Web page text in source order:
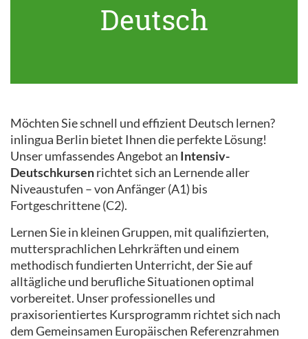
Deutsch
Möchten Sie schnell und effizient Deutsch lernen?
inlingua Berlin bietet Ihnen die perfekte Lösung!
Unser umfassendes Angebot an Intensiv-
Deutschkursenrichtet sich an Lernende aller
Niveaustufen – von Anfänger (A1) bis
Fortgeschrittene (C2).
Lernen Sie in kleinen Gruppen, mit qualifizierten,
muttersprachlichen Lehrkräften und einem
methodisch fundierten Unterricht, der Sie auf
alltägliche und berufliche Situationen optimal
vorbereitet. Unser professionelles und
praxisorientiertes Kursprogramm richtet sich nach
dem Gemeinsamen Europäischen Referenzrahmen